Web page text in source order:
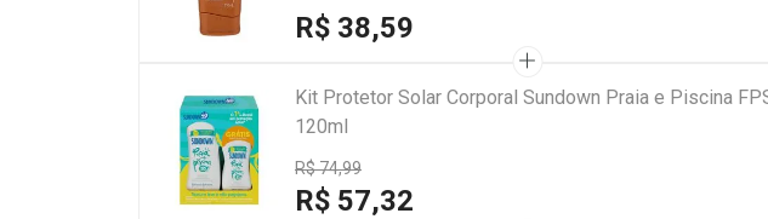
R$ 38,59
Kit Protetor Solar Corporal Sundown Praia e Piscina
120ml
R$ 74,99
R$ 57,32